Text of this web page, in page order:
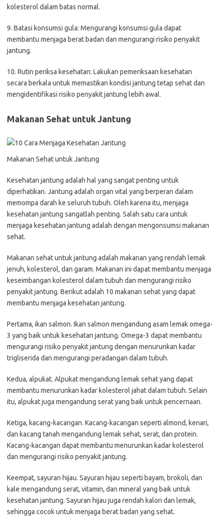
kolesterol dalam batas normal.
9. Batasi konsumsi gula: Mengurangi konsumsi gula dapat
membantu menjaga berat badan dan mengurangi risiko penyakit
jantung.
10. Rutin periksa kesehatan: Lakukan pemeriksaan kesehatan
secara berkala untuk memastikan kondisi jantung tetap sehat dan
mengidentifikasi risiko penyakit jantung lebih awal.
Makanan Sehat untuk Jantung
Makanan Sehat untuk Jantung
Kesehatan jantung adalah hal yang sangat penting untuk
diperhatikan. Jantung adalah organ vital yang berperan dalam
memompa darah ke seluruh tubuh. Oleh karena itu, menjaga
kesehatan jantung sangatlah penting. Salah satu cara untuk
menjaga kesehatan jantung adalah dengan mengonsumsi makanan
sehat.
Makanan sehat untuk jantung adalah makanan yang rendah lemak
jenuh, kolesterol, dan garam. Makanan ini dapat membantu menjaga
keseimbangan kolesterol dalam tubuh dan mengurangi risiko
penyakit jantung. Berikut adalah 10 makanan sehat yang dapat
membantu menjaga kesehatan jantung.
Pertama, ikan salmon. Ikan salmon mengandung asam lemak omega-
3 yang baik untuk kesehatan jantung. Omega-3 dapat membantu
mengurangi risiko penyakit jantung dengan menurunkan kadar
trigliserida dan mengurangi peradangan dalam tubuh.
Kedua, alpukat. Alpukat mengandung lemak sehat yang dapat
membantu menurunkan kadar kolesterol jahat dalam tubuh. Selain
itu, alpukat juga mengandung serat yang baik untuk pencernaan.
Ketiga, kacang-kacangan. Kacang-kacangan seperti almond, kenari,
dan kacang tanah mengandung lemak sehat, serat, dan protein.
Kacang-kacangan dapat membantu menurunkan kadar kolesterol
dan mengurangi risiko penyakit jantung.
Keempat, sayuran hijau. Sayuran hijau seperti bayam, brokoli, dan
kale mengandung serat, vitamin, dan mineral yang baik untuk
kesehatan jantung. Sayuran hijau juga rendah kalori dan lemak,
sehingga cocok untuk menjaga berat badan yang sehat.